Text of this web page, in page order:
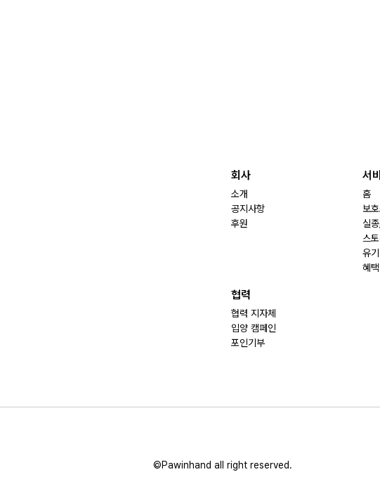
회사
소개
공지사항
후원
서
홈
보
실
스토
유
혜택
협력
협력 지자체
입양 캠페인
포인기부
©Pawinhand all right reserved.